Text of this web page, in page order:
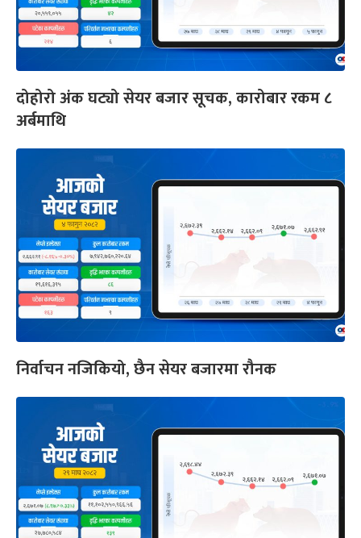
दोहोरो अंक घट्यो सेयर बजार सूचक, कारोबार रकम ८
अर्बमाथि
निर्वाचन नजिकियो, छैन सेयर बजारमा रौनक